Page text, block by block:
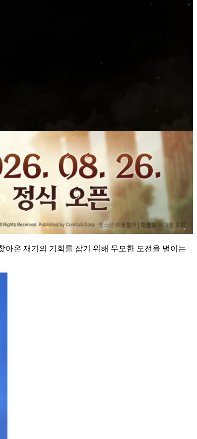
온 재기의 기회를 잡기 위해 무모한 도전을 벌이는